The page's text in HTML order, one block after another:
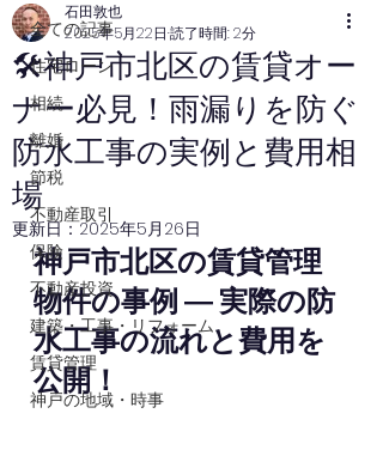
全ての記事
住宅ローン
相続
離婚
節税
不動産取引
保険
不動産投資
建築・工事・リフォーム
賃貸管理
神戸の地域・時事
🛠️神戸市北区の賃貸オー
ナー必見！雨漏りを防ぐ
防水工事の実例と費用相
場
石田敦也
2025年5月22日 読了時間: 2分
更新日：2025年5月26日
神戸市北区の賃貸管理
物件の事例 ― 実際の防
水工事の流れと費用を
公開！